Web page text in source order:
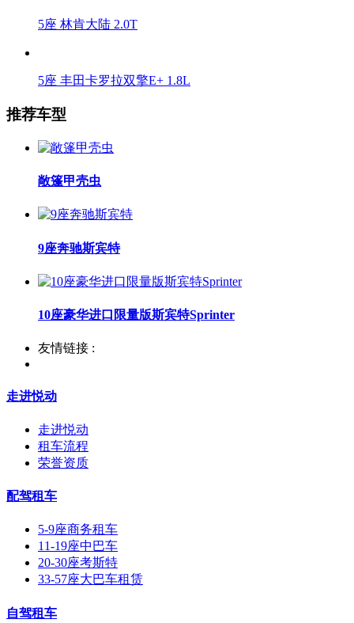
5座 林肯大陆 2.0T
5座 丰田卡罗拉双擎E+ 1.8L
推荐车型
敞篷甲壳虫
9座奔驰斯宾特
10座豪华进口限量版斯宾特Sprinter
友情链接 :
走进悦动
走进悦动
租车流程
荣誉资质
配驾租车
5-9座商务租车
11-19座中巴车
20-30座考斯特
33-57座大巴车租赁
自驾租车